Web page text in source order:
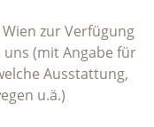
zur Verfügung
(mit Angabe für
Ausstattung,
u.ä.)